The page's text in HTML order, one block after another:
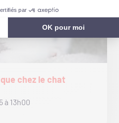
chez le chat
à 13h00